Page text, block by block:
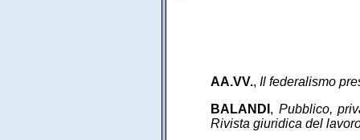
AA.VV., Il federalismo
BALANDI , Pubblico,
Rivista giuridica del